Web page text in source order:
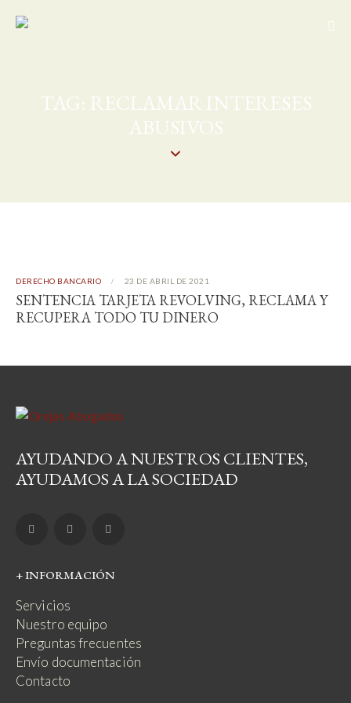
TAG: RECLAMAR INTERESES
ABUSIVOS
DERECHO BANCARIO 23 DE ABRIL DE 2021
SENTENCIA TARJETA REVOLVING, RECLAMA Y
RECUPERA TODO TU DINERO
AYUDANDO A NUESTROS CLIENTES,
AYUDAMOS A LA SOCIEDAD
+ INFORMACIÓN
Servicios
Nuestro equipo
Preguntas frecuentes
Envío documentación
Contacto